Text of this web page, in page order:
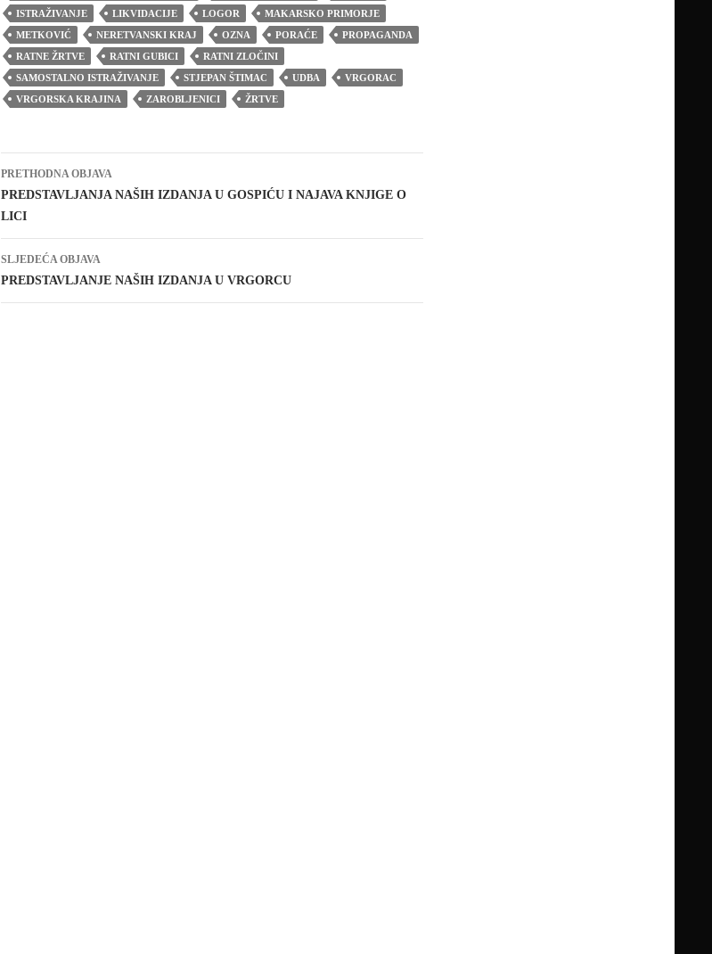
ISTRAŽIVANJE
LIKVIDACIJE LOGOR
MAKARSKO PRIMORJE
METKOVIĆ
NERETVANSKI KRAJ OZNA PORAĆE
PROPAGANDA
RATNE ŽRTVE
RATNI GUBICI
RATNI ZLOČINI
SAMOSTALNO ISTRAŽIVANJE
STJEPAN ŠTIMAC UDBA
VRGORAC
VRGORSKA KRAJINA
ZAROBLJENICI ŽRTVE
Navigacija
objava
PRETHODNA OBJAVA
PREDSTAVLJANJA NAŠIH IZDANJA U GOSPIĆU I NAJAVA KNJIGE O
LICI
SLJEDEĆA OBJAVA
PREDSTAVLJANJE NAŠIH IZDANJA U VRGORCU